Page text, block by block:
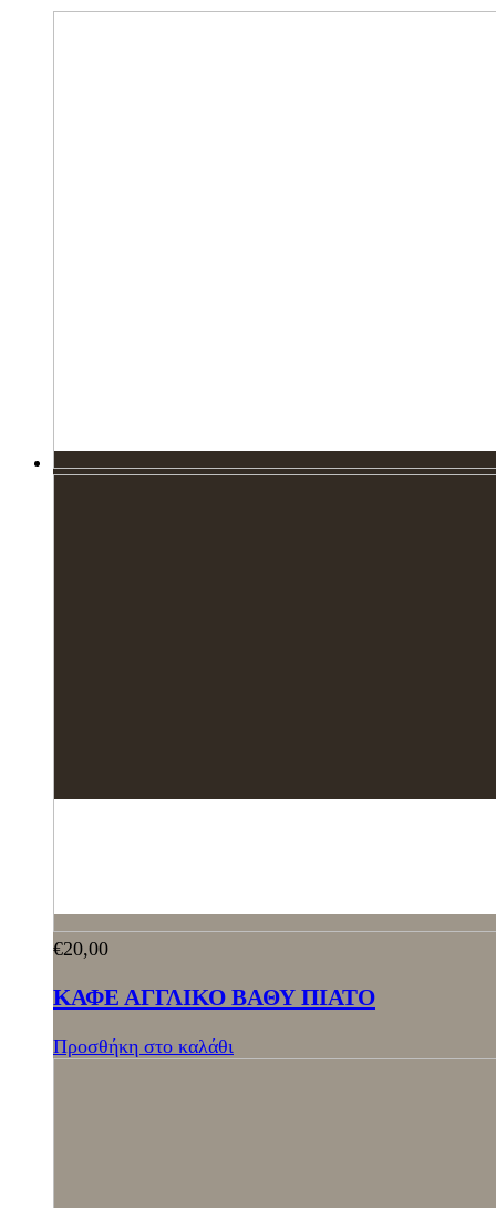
€20,00
ΚΑΦΕ ΑΓΓΛΙΚΟ ΒΑΘΥ ΠΙΑΤΟ
Προσθήκη στο καλάθι